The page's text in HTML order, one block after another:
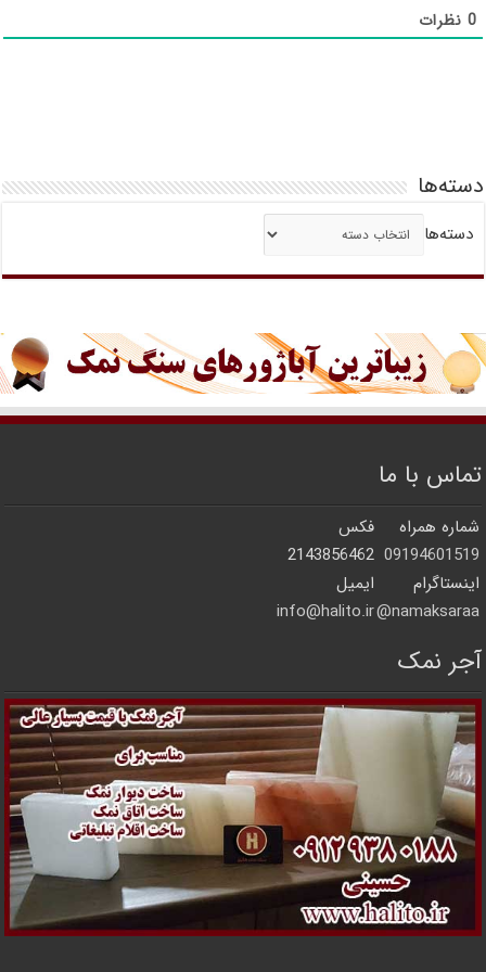
0 نظرات
دسته‌ها
دسته‌ها
تماس با ما
شماره همراه
فکس
09194601519
2143856462
اینستاگرام
ایمیل
namaksaraa@
info@halito.ir
آجر نمک